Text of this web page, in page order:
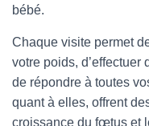
bébé.
Chaque visite permet
votre poids, d’effectuer
de répondre à toutes
quant à elles, offrent
croissance du fœtus et